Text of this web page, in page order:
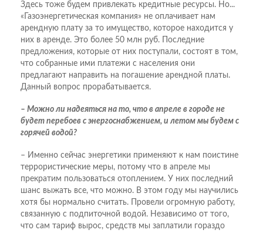
Здесь тоже будем привлекать кредитные ресурсы. Но...
«Газоэнергетическая компания» не оплачивает нам
арендную плату за то имущество, которое находится у
них в аренде. Это более 50 млн руб. Последние
предложения, которые от них поступали, состоят в том,
что собранные ими платежи с населения они
предлагают направить на погашение арендной платы.
Данный вопрос прорабатывается.
– Можно ли надеяться на то, что в апреле в городе не
будет перебоев с энергоснабжением, и летом мы будем с
горячей водой?
– Именно сейчас энергетики применяют к нам поистине
террористические меры, потому что в апреле мы
прекратим пользоваться отоплением. У них последний
шанс выжать все, что можно. В этом году мы научились
хотя бы нормально считать. Провели огромную работу,
связанную с подпиточной водой. Независимо от того,
что сам тариф вырос, средств мы заплатили гораздо